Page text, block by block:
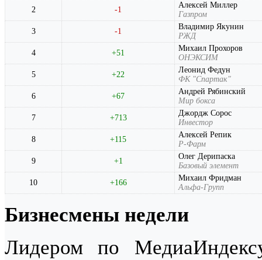
2
-1
Алексей Миллер
Газпром
3
-1
Владимир Якунин
РЖД
4
+51
Михаил Прохоров
ОНЭКСИМ
5
+22
Леонид Федун
ФК "Спартак"
6
+67
Андрей Рябинский
Мир бокса
7
+713
Джордж Сорос
Инвестор
8
+115
Алексей Репик
Р-Фарм
9
+1
Олег Дерипаска
Базовый элемент
10
+166
Михаил Фридман
Альфа-Групп
Бизнесмены недели
Лидером по